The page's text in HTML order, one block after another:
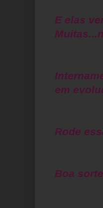
E elas
em
Rode
Boa